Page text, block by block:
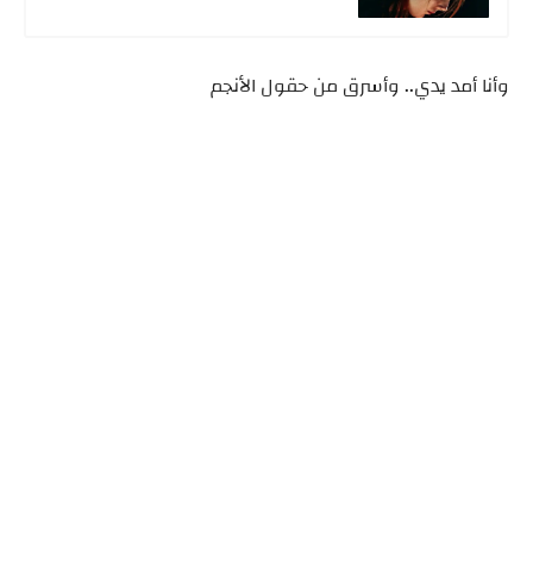
وأنا أمد يدي.. وأسرق من حقول الأنجم